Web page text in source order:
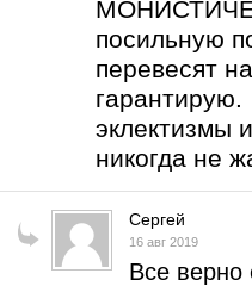
посильную
перевесят
гарантирую.
эклектизмы
никогда не
Сергей
16 авг 2019
Все верно